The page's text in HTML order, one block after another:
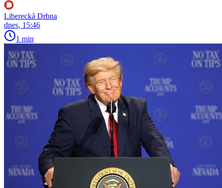
Liberecká Drbna
dnes, 15:46
1 min